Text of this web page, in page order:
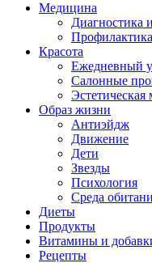
Медицина
Диагностика
Профилактика
Красота
Ежедневный
Салонные
Эстетическая
Образ жизни
Антиэйдж
Движение
Дети
Звезды
Психология
Среда
Диеты
Продукты
Витамины и
Рецепты